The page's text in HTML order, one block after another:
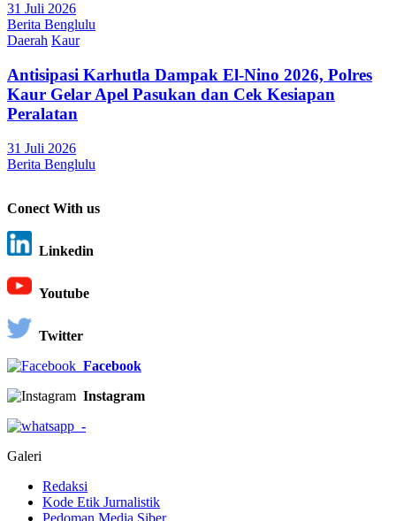
31 Juli 2026
Berita Benglulu
Daerah Kaur
Antisipasi Karhutla Dampak El-Nino 2026, Polres
Kaur Gelar Apel Pasukan dan Cek Kesiapan
Peralatan
31 Juli 2026
Berita Benglulu
Conect With us
Linkedin
Youtube
Twitter
Facebook
Instagram
-
Galeri
Redaksi
Kode Etik Jurnalistik
Pedoman Media Siber